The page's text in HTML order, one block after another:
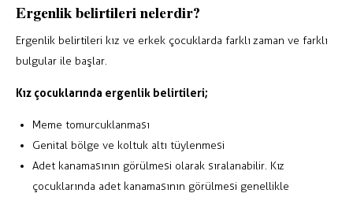
Ergenlik belirtileri nelerdir?
Ergenlik belirtileri kız ve erkek çocuklarda farklı zaman ve farklı
bulgular ile başlar.
Kız çocuklarında ergenlik belirtileri;
Meme tomurcuklanması
Genital bölge ve koltuk altı tüylenmesi
Adet kanamasının görülmesi olarak sıralanabilir. Kız
çocuklarında adet kanamasının görülmesi genellikle